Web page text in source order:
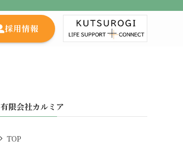
採用情報
有限会社カルミア
TOP